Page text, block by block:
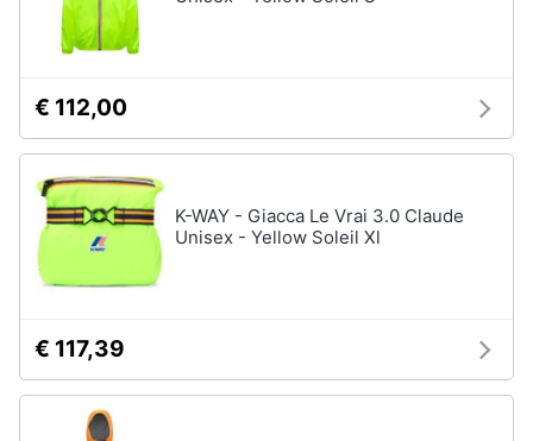
€ 112,00
K-WAY - Giacca Le Vrai 3.0 Claude
Unisex - Yellow Soleil Xl
€ 117,39